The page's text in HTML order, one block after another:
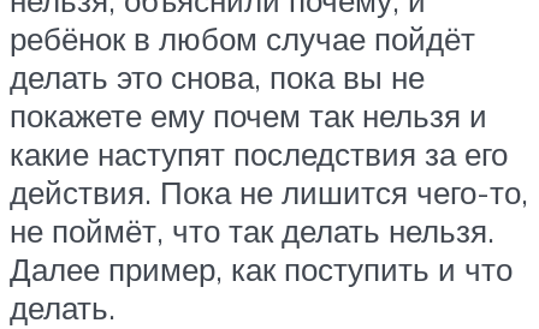
ребёнок в любом случае пойдёт
делать это снова, пока вы не
покажете ему почем так нельзя и
какие наступят последствия за его
действия. Пока не лишится чего-то,
не поймёт, что так делать нельзя.
Далее пример, как поступить и что
делать.